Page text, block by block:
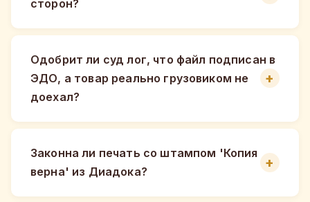
сторон?
Одобрит ли суд лог, что файл подписан в
ЭДО, а товар реально грузовиком не
доехал?
Законна ли печать со штампом 'Копия
верна' из Диадока?